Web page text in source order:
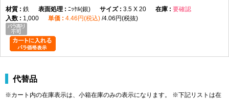
鉄
ﾆｯｹﾙ(銀) 3.5 X 20
要確認
1,000
4.46円(税込) 4.06円(税抜)
代替品
※カート内の在庫表示は、小箱在庫のみの表示になります。 ※下記リストは在